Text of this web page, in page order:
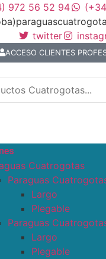
972 56 52 94
twitter
ACCESO CLIENTES
Cuatrogotas
Paraguas
Largo
Plegable
Paraguas
Largo
Plegable